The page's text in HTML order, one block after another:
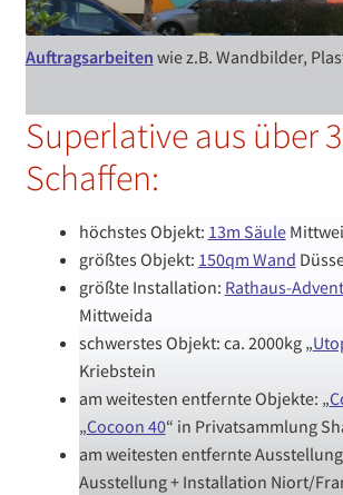
Auftragsarbeiten wie z.B. Wandbilder,
Superlative aus über
Schaffen:
höchstes Objekt: 13m Säule
größtes Objekt: 150qm Wand
größte Installation: Rathaus-
Mittweida
schwerstes Objekt: ca. 2000kg „
Kriebstein
am weitesten entfernte Objekte: „
„Cocoon 40“ in Privatsammlung
am weitesten entfernte
Ausstellung + Installation Niort/